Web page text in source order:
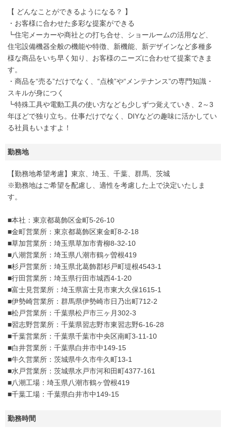
【 どんなことができるようになる？ 】
・お客様に合わせた多彩な提案ができる
┗住宅メーカーや商社との打ち合せ、ショールームの活用など、
住宅設備機器全般の機能や特徴、新機能、新デザインなど多種多
様な商品をいち早く知り、お客様のニーズに合わせて提案できま
す。
・商品を“売る”だけでなく、“点検”や“メンテナンス”の専門知識・
スキルが身につく
┗特殊工具や電動工具の使い方なども少しずつ覚えていき、2～3
年ほどで独り立ち。仕事だけでなく、DIYなどの趣味に活かしてい
る社員もいますよ！
勤務地
【勤務地希望考慮】東京、埼玉、千葉、群馬、茨城
※勤務地はご希望を配慮し、適性を考慮した上で決定いたしま
す。
■本社：東京都葛飾区金町5-26-10
■金町営業所：東京都葛飾区東金町8-2-18
■草加営業所：埼玉県草加市青柳8-32-10
■八潮営業所：埼玉県八潮市鶴ヶ曽根419
■杉戸営業所：埼玉県北葛飾郡杉戸町堤根4543-1
■行田営業所：埼玉県行田市城西4-1-20
■富士見営業所：埼玉県富士見市東大久保1615-1
■伊勢崎営業所：群馬県伊勢崎市日乃出町712-2
■松戸営業所：千葉県松戸市三ヶ月302-3
■習志野営業所：千葉県習志野市東習志野6-16-28
■千葉営業所：千葉県千葉市中央区南町3-11-10
■白井営業所：千葉県白井市中149-15
■牛久営業所：茨城県牛久市牛久町13-1
■水戸営業所：茨城県水戸市河和田町4377-161
■八潮工場：埼玉県八潮市鶴ヶ曽根419
■千葉工場：千葉県白井市中149-15
勤務時間